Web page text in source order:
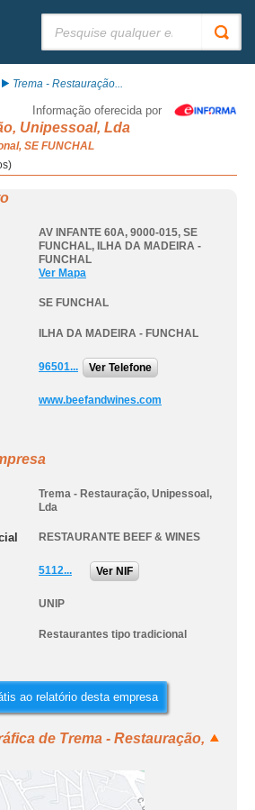
Trema - Restauração...
Informação oferecida por
Unipessoal, Lda
SE FUNCHAL
AV INFANTE 60A, 9000-015, SE
FUNCHAL, ILHA DA MADEIRA -
FUNCHAL
Ver Mapa
SE FUNCHAL
ILHA DA MADEIRA - FUNCHAL
96501... Ver Telefone
www.beefandwines.com
Trema - Restauração, Unipessoal,
Lda
RESTAURANTE BEEF & WINES
5112... Ver NIF
UNIP
Restaurantes tipo tradicional
ao relatório desta empresa
de Trema - Restauração,